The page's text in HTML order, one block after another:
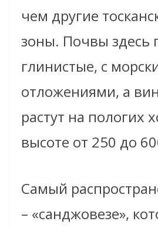
чем другие
зоны. Почвы здесь
глинистые, с
отложениями, а
растут на пологих
высоте от 250 до
Самый
– «санджовезе»,